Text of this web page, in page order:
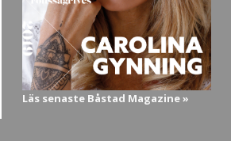
Läs senaste Båstad Magazine »